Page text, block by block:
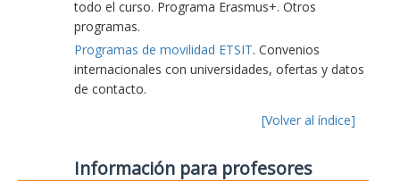
todo el curso. Programa Erasmus+. Otros
programas.
Programas de movilidad ETSIT. Convenios
internacionales con universidades, ofertas y datos
de contacto.
[Volver al índice]
Información para profesores